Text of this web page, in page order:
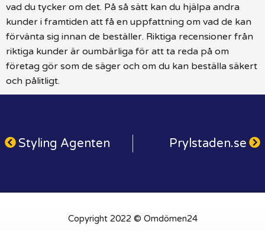
vad du tycker om det. På så sätt kan du hjälpa andra
kunder i framtiden att få en uppfattning om vad de kan
förvänta sig innan de beställer. Riktiga recensioner från
riktiga kunder är oumbärliga för att ta reda på om
företag gör som de säger och om du kan beställa säkert
och pålitligt.
Styling Agenten Prylstaden.se
Copyright 2022 © Omdömen24